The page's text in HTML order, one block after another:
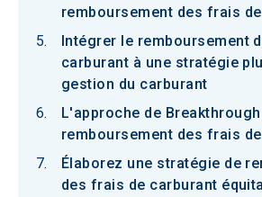
remboursement des frais
Intégrer le remboursement
carburant à une stratégie
gestion du carburant
L'approche de
remboursement des frais
Élaborez une stratégie de
des frais de carburant